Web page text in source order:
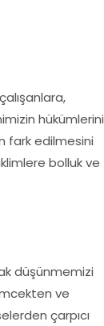
hükümlerini
fark edilmesini
bolluk ve
düşünmemizi
ve
çarpıcı